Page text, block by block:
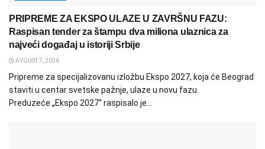
PRIPREME ZA EKSPO ULAZE U ZAVRŠNU FAZU:
Raspisan tender za štampu dva miliona ulaznica za
najveći događaj u istoriji Srbije
AVGUST 7, 2026
Pripreme za specijalizovanu izložbu Ekspo 2027, koja će Beograd
staviti u centar svetske pažnje, ulaze u novu fazu.
Preduzeće „Ekspo 2027“ raspisalo je...